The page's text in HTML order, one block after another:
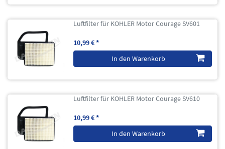
Luftfilter für KOHLER Motor Courage SV601
10,99 € *
In den Warenkorb
Luftfilter für KOHLER Motor Courage SV610
10,99 € *
In den Warenkorb